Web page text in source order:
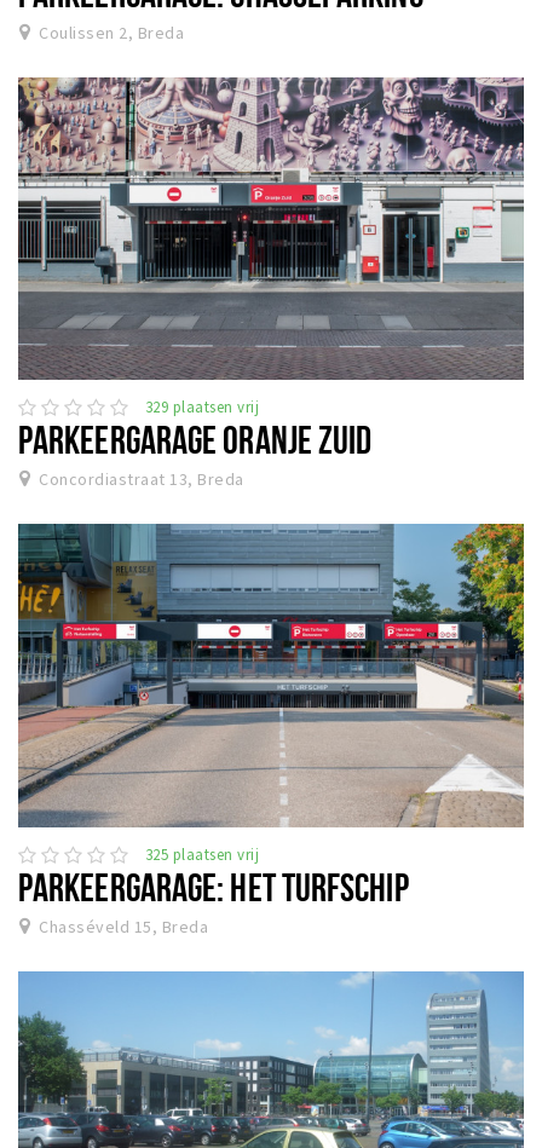
Coulissen 2, Breda
329 plaatsen vrij
PARKEERGARAGE ORANJE ZUID
Concordiastraat 13, Breda
325 plaatsen vrij
PARKEERGARAGE: HET TURFSCHIP
Chasséveld 15, Breda